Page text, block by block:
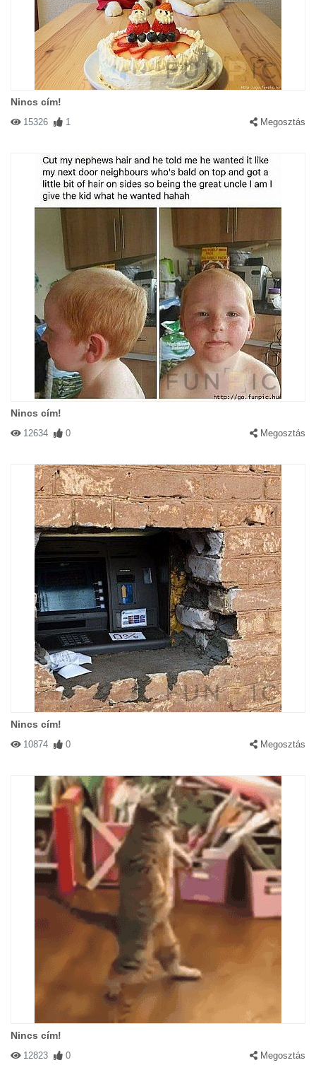
Nincs cím!
15326 1 Megosztás
Nincs cím!
12634 0 Megosztás
Nincs cím!
10874 0 Megosztás
Nincs cím!
12823 0 Megosztás